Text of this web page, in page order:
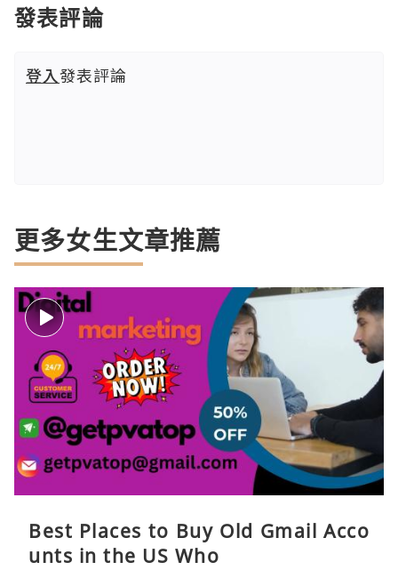
發表評論
登入發表評論
更多女生文章推薦
Best Places to Buy Old Gmail Acco
unts in the US Who